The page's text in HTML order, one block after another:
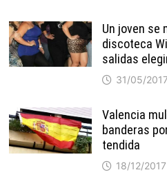
Un joven se
discoteca
salidas
31/05/2017
Valencia
banderas
tendida
18/12/2017